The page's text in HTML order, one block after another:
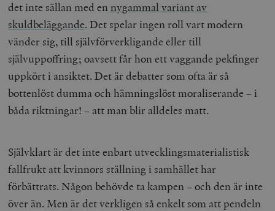
det inte sällan med ennygammal variant av
skuldbeläggande. Det spelar ingen roll vart modern
vänder sig, till självförverkligande eller till
självuppoffring; oavsett får hon ett vaggande pekfinger
uppkört i ansiktet. Det är debatter som ofta är så
bottenlöst dumma och hämningslöst moraliserande – i
båda riktningar! – att man blir alldeles matt.
Självklart är det inte enbart utvecklingsmaterialistisk
fallfrukt att kvinnors ställning i samhället har
förbättrats. Någon behövde ta kampen – och den är inte
över än. Men är det verkligen så enkelt som att pendeln